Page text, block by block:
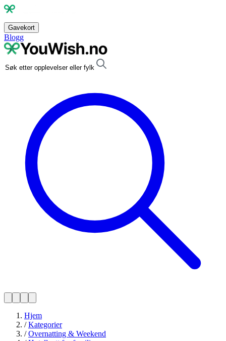
Gavekort
Blogg
Hjem
/Kategorier
/Overnatting & Weekend